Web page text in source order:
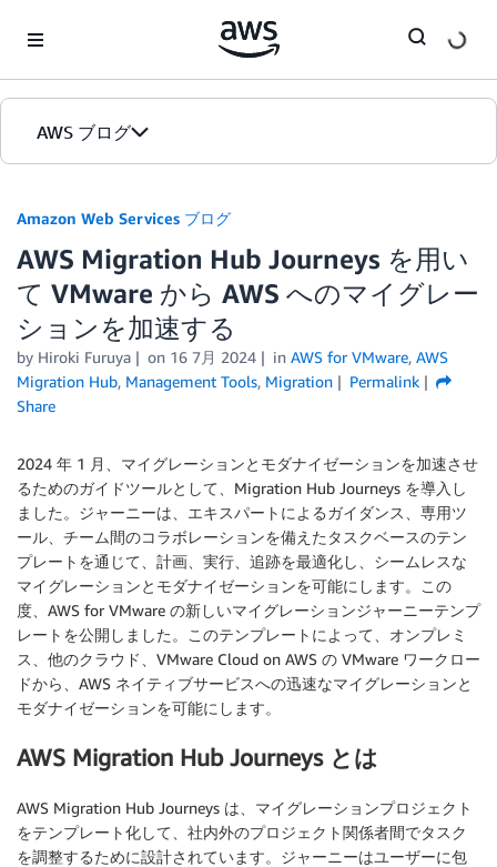
AWS ブログ
カテゴリ
エディション
Amazon Web Services ブログ
AWS Migration Hub Journeys を用い
て VMware から AWS へのマイグレー
ションを加速する
by Hiroki Furuya on 16 7月 2024 in AWS for VMware, AWS
Migration Hub, Management Tools, Migration
Permalink
Share
2024 年 1 月、マイグレーションとモダナイゼーションを加速させ
るためのガイドツールとして、Migration Hub Journeys を導入し
ました。ジャーニーは、エキスパートによるガイダンス、専用ツ
ール、チーム間のコラボレーションを備えたタスクベースのテン
プレートを通じて、計画、実行、追跡を最適化し、シームレスな
マイグレーションとモダナイゼーションを可能にします。この
度、AWS for VMware の新しいマイグレーションジャーニーテンプ
レートを公開しました。このテンプレートによって、オンプレミ
ス、他のクラウド、VMware Cloud on AWS の VMware ワークロー
ドから、AWS ネイティブサービスへの迅速なマイグレーションと
モダナイゼーションを可能にします。
AWS Migration Hub Journeys とは
AWS Migration Hub Journeys は、マイグレーションプロジェクト
をテンプレート化して、社内外のプロジェクト関係者間でタスク
を調整するために設計されています。ジャーニーはユーザーに包